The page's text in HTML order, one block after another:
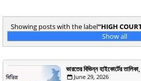
Showing posts with the label HIGH
Show all
ভারতের বিভিন্ন হাইকোর্টের
June 29, 2026